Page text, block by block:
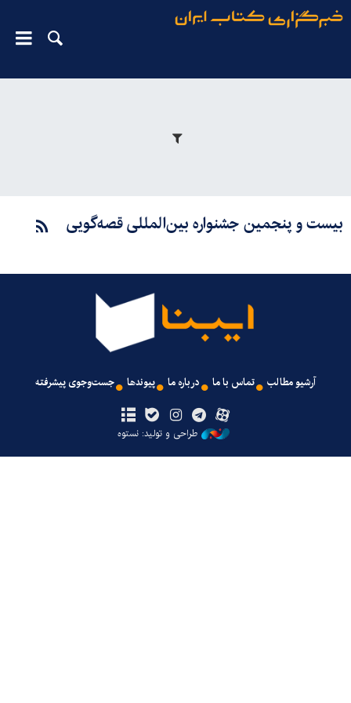
بیست و پنجمین جشنواره بین‌المللی قصه‌گویی
آرشیو مطالب تماس با ما درباره ما پیوندها جست‌وجوی پیشرفته
طراحی و تولید: نستوه